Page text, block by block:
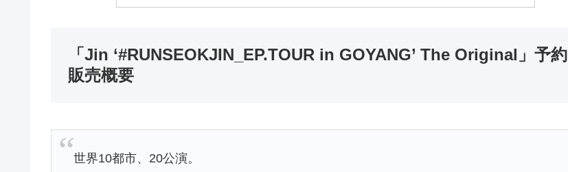
「Jin ‘#RUNSEOKJIN_EP.TOUR in GOYANG’ The Original」予約
販売概要
世界10都市、20公演。